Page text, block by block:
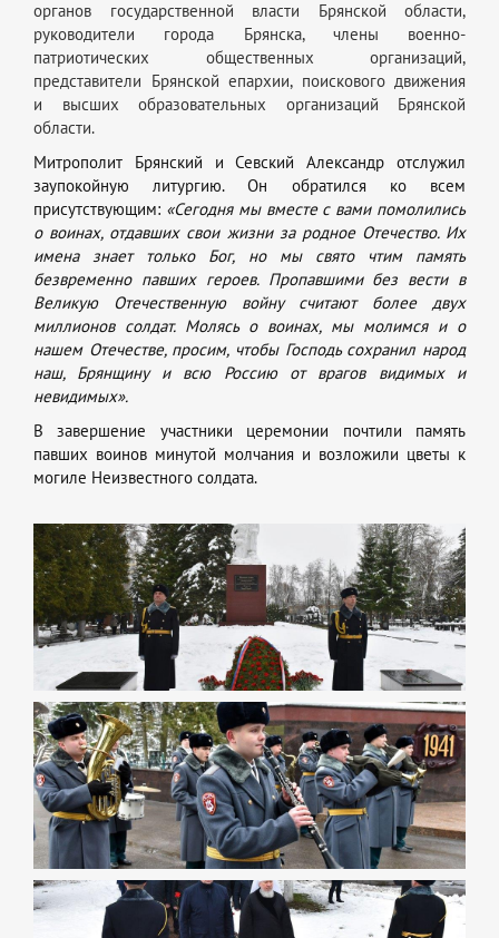
органов государственной власти Брянской области,
руководители города Брянска, члены военно-
патриотических общественных организаций,
представители Брянской епархии, поискового движения
и высших образовательных организаций Брянской
области.
Митрополит Брянский и Севский Александр отслужил
заупокойную литургию. Он обратился ко всем
присутствующим: «Сегодня мы вместе с вами помолились
о воинах, отдавших свои жизни за родное Отечество. Их
имена знает только Бог, но мы свято чтим память
безвременно павших героев. Пропавшими без вести в
Великую Отечественную войну считают более двух
миллионов солдат. Молясь о воинах, мы молимся и о
нашем Отечестве, просим, чтобы Господь сохранил народ
наш, Брянщину и всю Россию от врагов видимых и
невидимых».
В завершение участники церемонии почтили память
павших воинов минутой молчания и возложили цветы к
могиле Неизвестного солдата.